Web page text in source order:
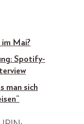
Mai?
Spotify-
man sich